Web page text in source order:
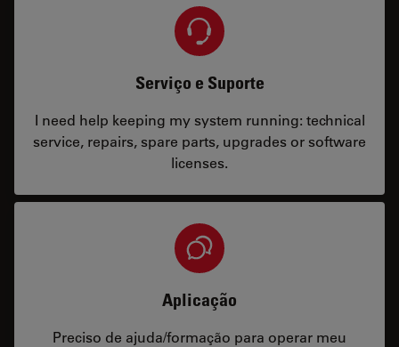
Serviço e Suporte
I need help keeping my system running: technical
service, repairs, spare parts, upgrades or software
licenses.
Aplicação
Preciso de ajuda/formação para operar meu